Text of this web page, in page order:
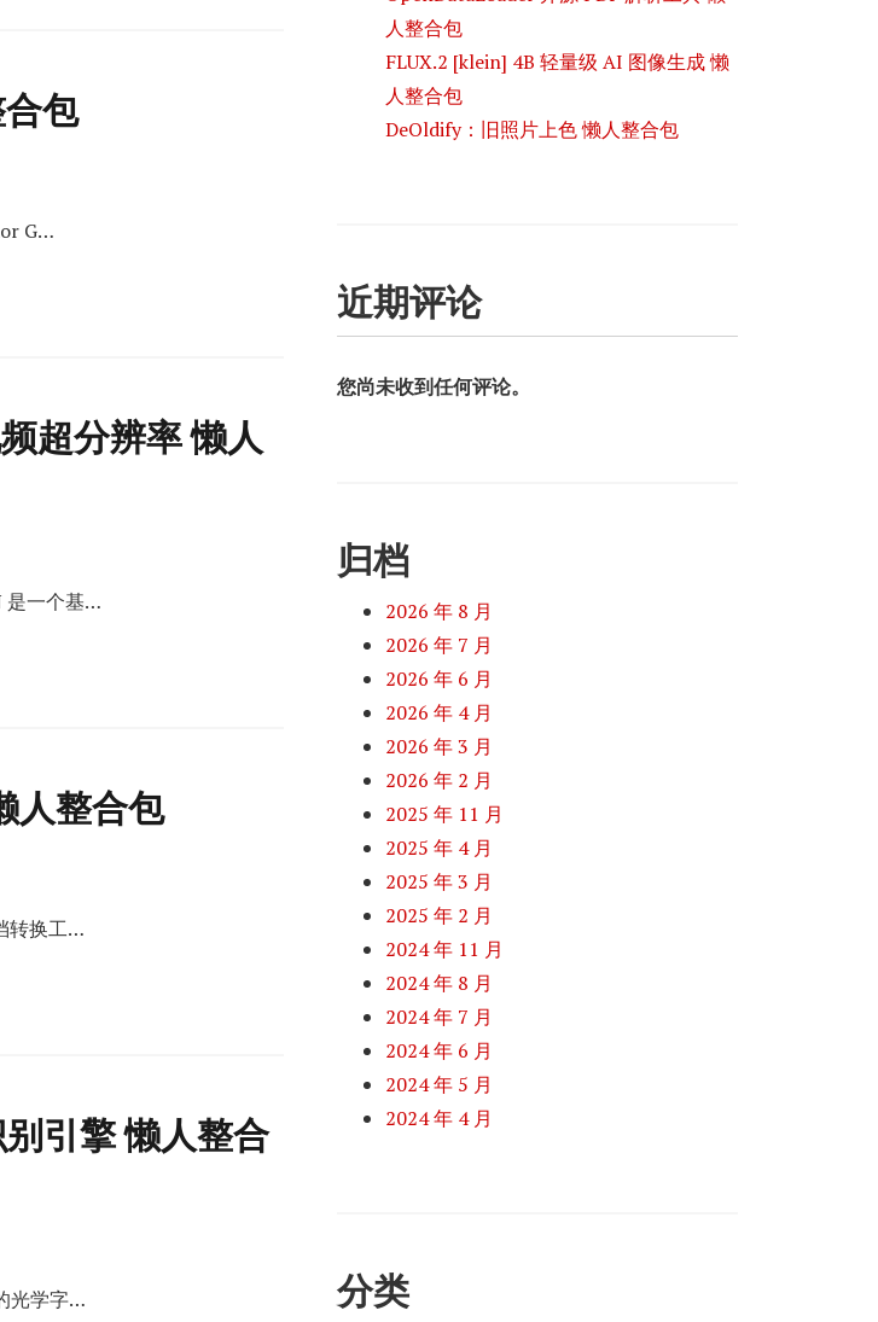
包
G…
超分辨率 懒人
是一个基…
人整合包
转换工…
引擎 懒人整合
光学字…
人整合包
FLUX.2 [klein] 4B 轻量级 AI 图像生成 懒
人整合包
DeOldify：旧照片上色 懒人整合包
近期评论
您尚未收到任何评论。
归档
2026 年 8 月
2026 年 7 月
2026 年 6 月
2026 年 4 月
2026 年 3 月
2026 年 2 月
2025 年 11 月
2025 年 4 月
2025 年 3 月
2025 年 2 月
2024 年 11 月
2024 年 8 月
2024 年 7 月
2024 年 6 月
2024 年 5 月
2024 年 4 月
分类